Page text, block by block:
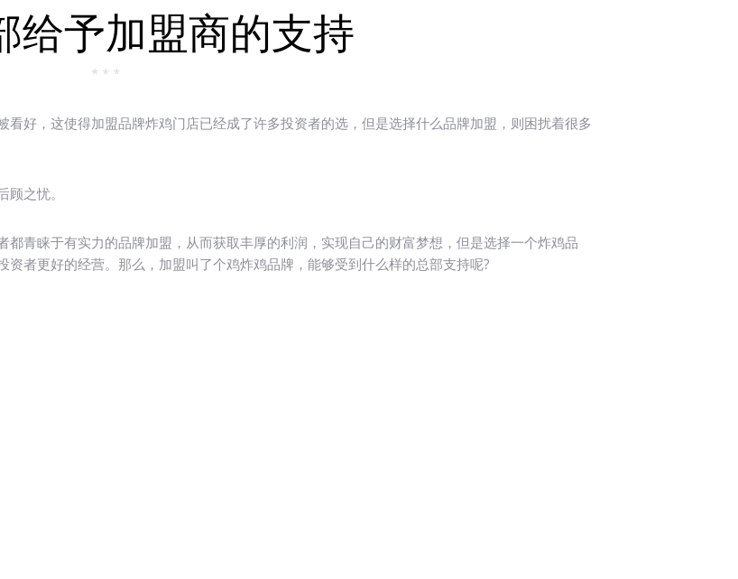
给予加盟商的支持
* * *
，这使得加盟品牌炸鸡门店已经成了许多投资者的选，但是选择什么品牌加盟，则困扰着很多
之忧。
青睐于有实力的品牌加盟，从而获取丰厚的利润，实现自己的财富梦想，但是选择一个炸鸡品
者更好的经营。那么，加盟叫了个鸡炸鸡品牌，能够受到什么样的总部支持呢?